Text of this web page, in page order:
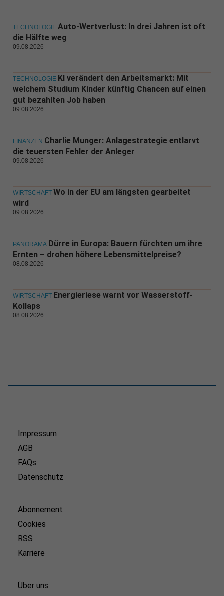
TECHNOLOGIE Auto-Wertverlust: In drei Jahren ist oft
die Hälfte weg
09.08.2026
TECHNOLOGIE KI verändert den Arbeitsmarkt: Mit
welchem Studium Kinder künftig Chancen auf einen
gut bezahlten Job haben
09.08.2026
FINANZEN Charlie Munger: Anlagestrategie entlarvt
die teuersten Fehler der Anleger
09.08.2026
WIRTSCHAFT Wo in der EU am längsten gearbeitet
wird
09.08.2026
PANORAMA Dürre in Europa: Bauern fürchten um ihre
Ernten – drohen höhere Lebensmittelpreise?
08.08.2026
WIRTSCHAFT Energieriese warnt vor Wasserstoff-
Kollaps
08.08.2026
Impressum
AGB
FAQs
Datenschutz
Abonnement
Cookies
RSS
Karriere
Über uns